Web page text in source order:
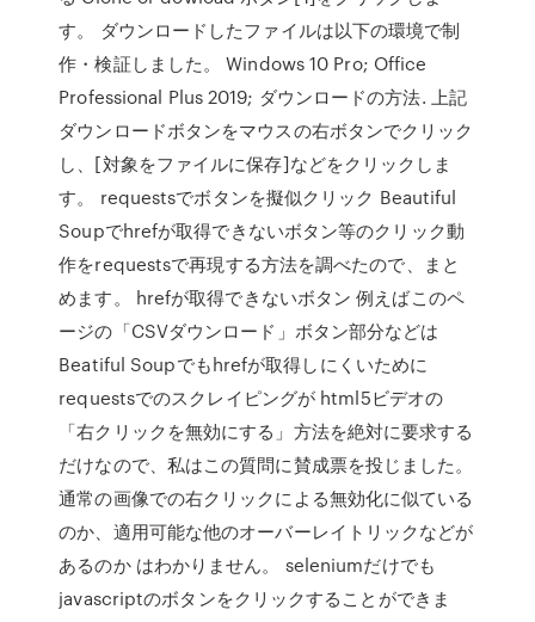
す。 ダウンロードしたファイルは以下の環境で制
作・検証しました。 Windows 10 Pro; Office
Professional Plus 2019; ダウンロードの方法. 上記
ダウンロードボタンをマウスの右ボタンでクリック
し、[対象をファイルに保存]などをクリックしま
す。 requestsでボタンを擬似クリック Beautiful
Soupでhrefが取得できないボタン等のクリック動
作をrequestsで再現する方法を調べたので、まと
めます。 hrefが取得できないボタン 例えばこのペ
ージの「CSVダウンロード」ボタン部分などは
Beatiful Soupでもhrefが取得しにくいために
requestsでのスクレイピングが html5ビデオの
「右クリックを無効にする」方法を絶対に要求する
だけなので、私はこの質問に賛成票を投じました。
通常の画像での右クリックによる無効化に似ている
のか、適用可能な他のオーバーレイトリックなどが
あるのか はわかりません。 seleniumだけでも
javascriptのボタンをクリックすることができま